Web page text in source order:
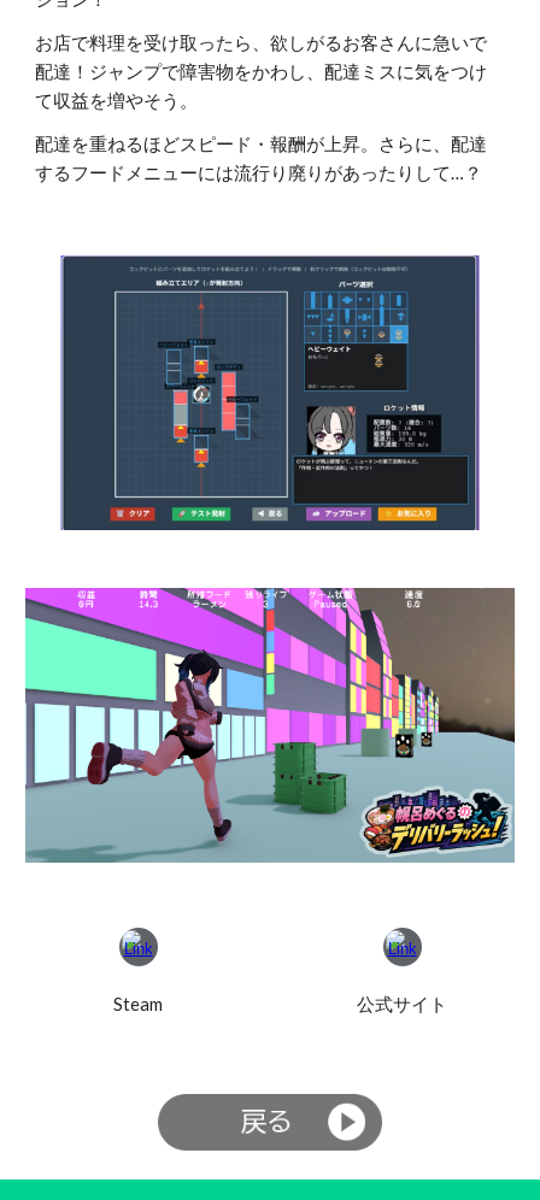
お店で料理を受け取ったら、欲しがるお客さんに急いで
配達！ジャンプで障害物をかわし、配達ミスに気をつけ
て収益を増やそう。
配達を重ねるほどスピード・報酬が上昇。さらに、配達
するフードメニューには流行り廃りがあったりして…？
Steam 公式サイト